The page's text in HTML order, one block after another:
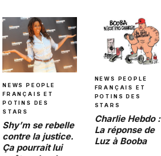
NEWS PEOPLE
FRANÇAIS ET
POTINS DES
STARS
Shy’m se rebelle
contre la justice.
Ça pourrait lui
NEWS PEOPLE
FRANÇAIS ET
POTINS DES
STARS
Charlie Hebdo :
La réponse de
Luz à Booba